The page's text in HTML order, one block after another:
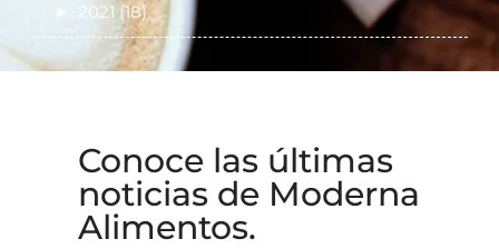
► 2021 (18)
Conoce las últimas
noticias de Moderna
Alimentos.